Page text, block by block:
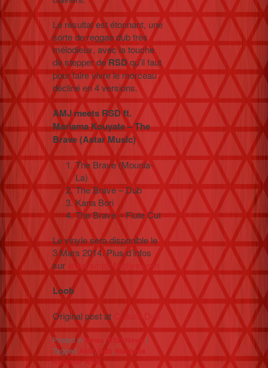
Le résultat est étonnant, une
sorte de reggae dub très
mélodieux, avec la touche
de stepper deRSDqu’il faut
pour faire vivre le morceau
décliné en 4 versions.
AMJ meets RSD ft.
Mariama Kouyate – The
Brave (Astar Music)
The Brave (Mounia-
La)
The Brave – Dub
Kana Bori
The Brave – Flute Cut
Le vinyle sera disponible le
3 Mars 2014. Plus d’infos
sur
www.amjcollective.com
Loob
Original post at Culture Dub
Posted in News ,RSD News
|
Tagged
AMJ, Dub
Mariama
Kouyate,RSD